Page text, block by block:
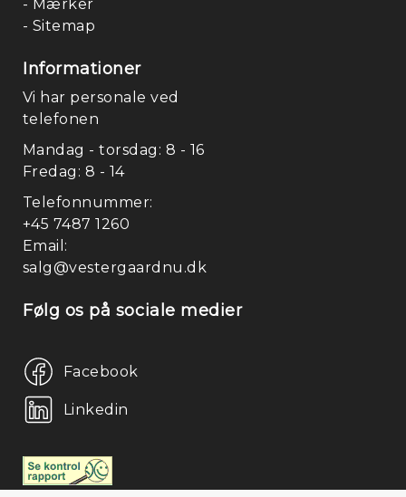
- Mærker
- Sitemap
Informationer
Vi har personale ved
telefonen
Mandag - torsdag: 8 - 16
Fredag: 8 - 14
Telefonnummer:
+45 7487 1260
Email:
salg@vestergaardnu.dk
Følg os på sociale medier
Facebook
Linkedin